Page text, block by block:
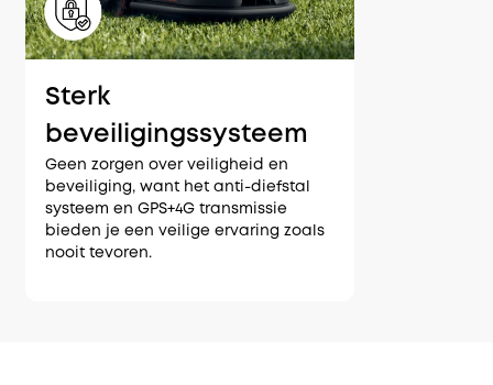
Sterk
beveiligingssysteem
Geen zorgen over veiligheid en
beveiliging, want het anti-diefstal
systeem en GPS+4G transmissie
bieden je een veilige ervaring zoals
nooit tevoren.